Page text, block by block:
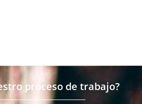
proceso de trabajo?